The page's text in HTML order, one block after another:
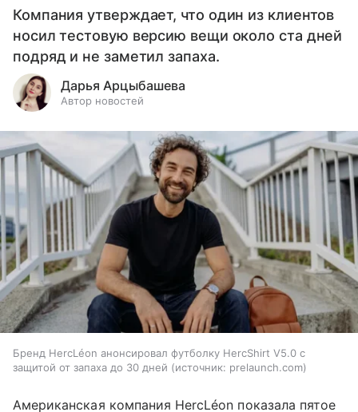
Компания утверждает, что один из клиентов
носил тестовую версию вещи около ста дней
подряд и не заметил запаха.
Дарья Арцыбашева
Автор новостей
Бренд HercLéon анонсировал футболку HercShirt V5.0 с
защитой от запаха до 30 дней
источник: prelaunch.com
Американская компания HercLéon показала пятое